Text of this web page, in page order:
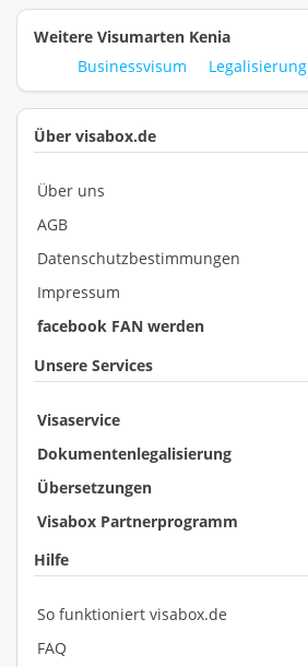
Weitere Visumarten Kenia
Businessvisum
Legalisierung
Über visabox.de
Über uns
AGB
Datenschutzbestimmungen
Impressum
facebook FAN werden
Unsere Services
Visaservice
Dokumentenlegalisierung
Übersetzungen
Visabox Partnerprogramm
Hilfe
So funktioniert visabox.de
FAQ